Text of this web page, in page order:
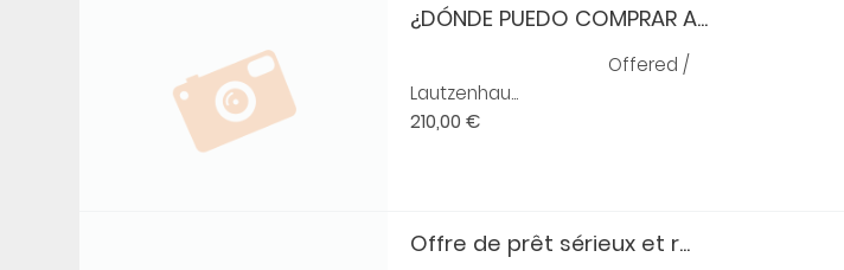
¿DÓNDE PUEDO COMPRAR A...
Lautzenhau...
210,00 €
Offered /
Offre de prêt sérieux et r...